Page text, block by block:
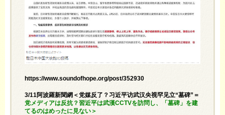
https://www.soundofhope.org/post/352930
3/11阿波羅新聞網＜党媒反了？习近平访武汉央视罕见立“墓碑”＝
党メディアは反抗？習近平は武漢CCTVを訪問し、「墓碑」を建
てるのはめったに見ない＞